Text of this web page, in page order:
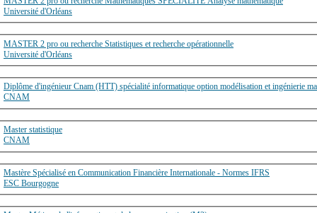
Université d'Orléans
MASTER 2 pro ou recherche Statistiques et recherche opérationnelle
Université d'Orléans
Diplôme d'ingénieur Cnam (HTT) spécialité informatique option modélisation et ingénierie
CNAM
Master statistique
CNAM
Mastère Spécialisé en Communication Financière Internationale - Normes IFRS
ESC Bourgogne